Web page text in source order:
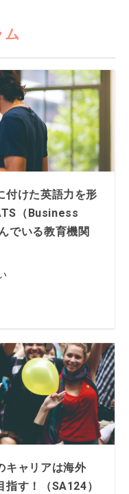
ム
付けた英語力を形
（Business
でいる教育機関
キャリアは海外
す！（SA124）